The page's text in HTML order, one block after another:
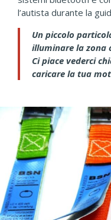
l’autista durante la
Un piccolo
illuminare la zona
Ci piace vederci
caricare la tua